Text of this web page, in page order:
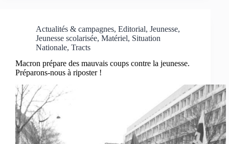
Actualités & campagnes, Editorial, Jeunesse,
Jeunesse scolarisée, Matériel, Situation
Nationale, Tracts
Macron prépare des mauvais coups contre la jeunesse.
Préparons-nous à riposter !